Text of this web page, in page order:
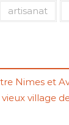
artisanat
Nimes et
village